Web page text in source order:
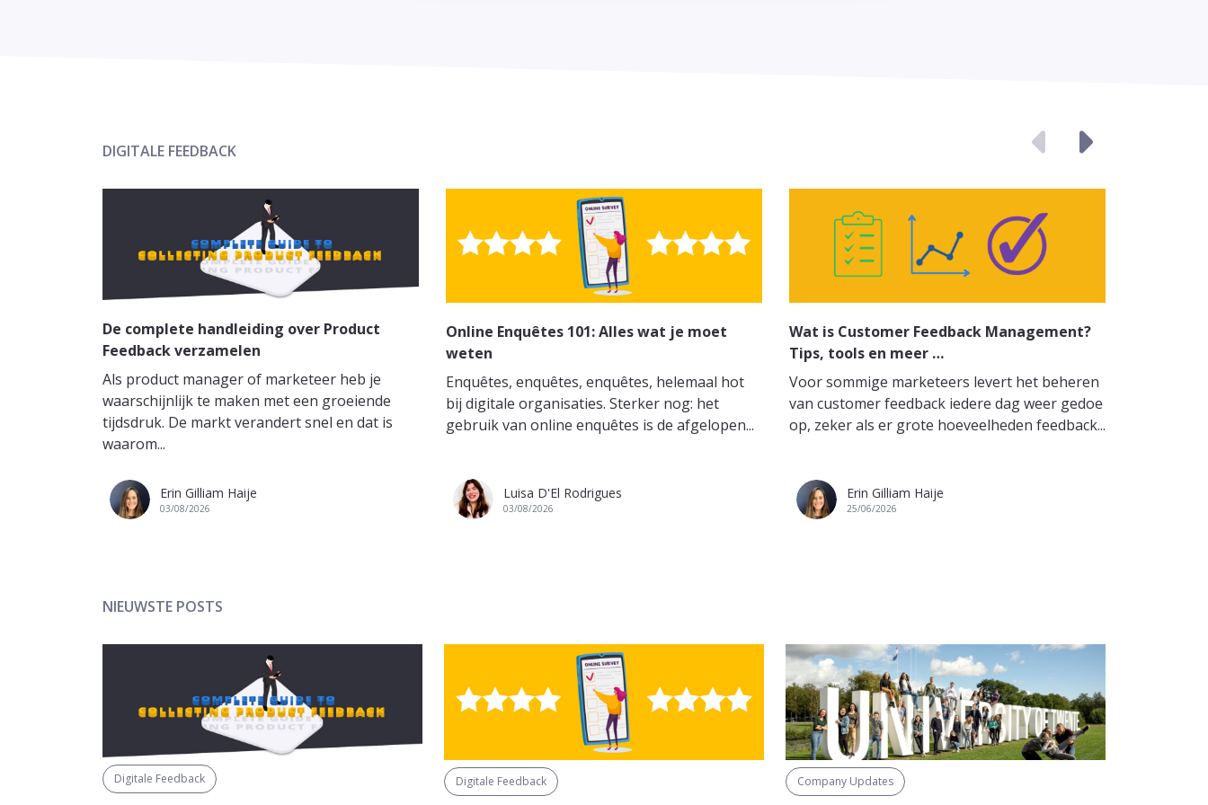
DIGITALE FEEDBACK
De complete handleiding over Product
Feedback verzamelen
Als product manager of marketeer heb je
waarschijnlijk te maken met een groeiende
tijdsdruk. De markt verandert snel en dat is
waarom...
Erin Gilliam Haije
03/08/2026
Online Enquêtes 101: Alles wat je moet
weten
Enquêtes, enquêtes, enquêtes, helemaal hot
bij digitale organisaties. Sterker nog: het
gebruik van online enquêtes is de afgelopen...
Luisa D'El Rodrigues
03/08/2026
Wat is Customer Feedback Management?
Tips, tools en meer …
Voor sommige marketeers levert het beheren
van customer feedback iedere dag weer gedoe
op, zeker als er grote hoeveelheden feedback...
Erin Gilliam Haije
25/06/2026
NIEUWSTE POSTS
Digitale Feedback Digitale Feedback Company Updates